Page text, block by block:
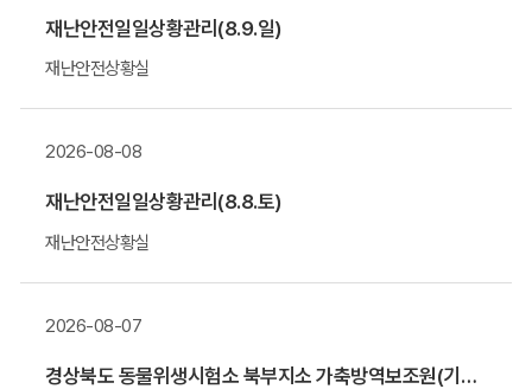
재난안전일일상황관리(8.9.일)
재난안전상황실
2026-08-08
재난안전일일상황관리(8.8.토)
재난안전상황실
2026-08-07
경상북도 동물위생시험소 북부지소 가축방역보조원(기간제 근로자) 채용 알림